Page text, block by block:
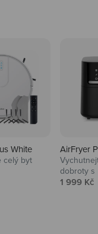
White
celý byt
AirFryer
dobroty s
Prodejní
1 999 Kč